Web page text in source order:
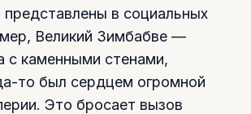
в социальных
Великий Зимбабве —
с каменными стенами,
то был сердцем огромной
Это бросает вызов